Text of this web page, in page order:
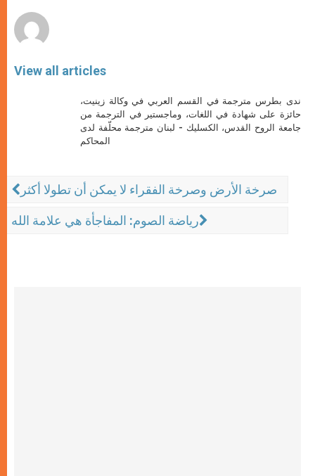
View all articles
ندى بطرس مترجمة في القسم العربي في وكالة زينيت،
حائزة على شهادة في اللغات، وماجستير في الترجمة من
جامعة الروح القدس، الكسليك - لبنان مترجمة محلّفة لدى
المحاكم
صرخة الأرض وصرخة الفقراء لا يمكن أن تطولا أكثر
رياضة الصوم: المفاجأة هي علامة الله